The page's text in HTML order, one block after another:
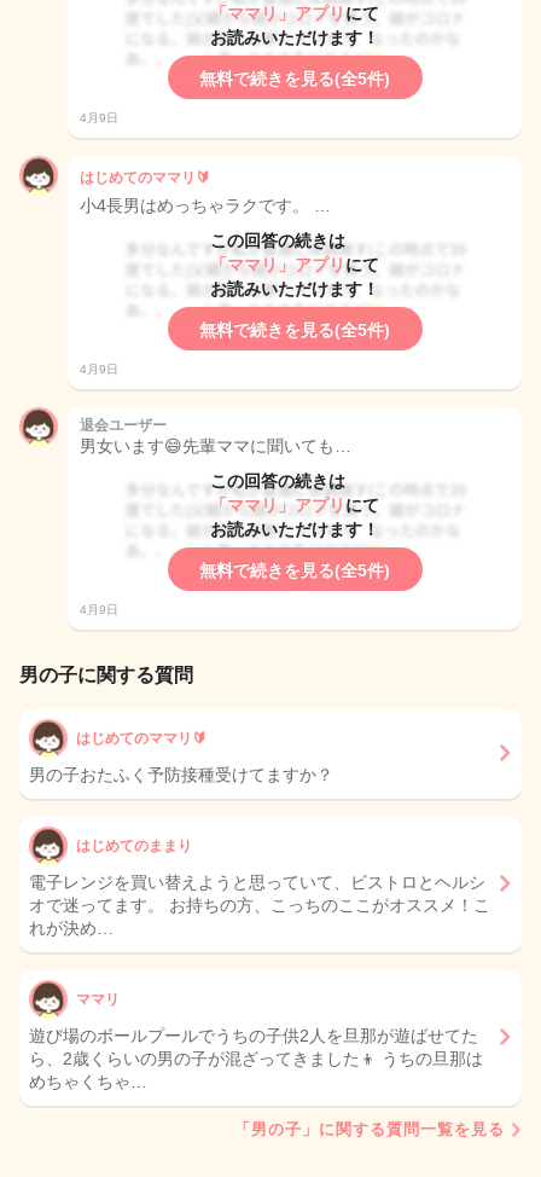
「ママリ」アプリ にて
お読みいただけます！
無料で続きを見る(全5件)
4月9日
はじめてのママリ🔰
小4長男はめっちゃラクです。 …
この回答の続きは
「ママリ」アプリ にて
お読みいただけます！
無料で続きを見る(全5件)
4月9日
退会ユーザー
男女います😄先輩ママに聞いても…
この回答の続きは
「ママリ」アプリ にて
お読みいただけます！
無料で続きを見る(全5件)
4月9日
男の子に関する質問
はじめてのママリ🔰
男の子おたふく予防接種受けてますか？
はじめてのままり
電子レンジを買い替えようと思っていて、ビストロとヘルシ
オで迷ってます。 お持ちの方、こっちのここがオススメ！こ
れが決め…
ママリ
遊び場のボールプールでうちの子供2人を旦那が遊ばせてた
ら、2歳くらいの男の子が混ざってきました👦 うちの旦那は
めちゃくちゃ…
「男の子」に関する質問一覧を見る